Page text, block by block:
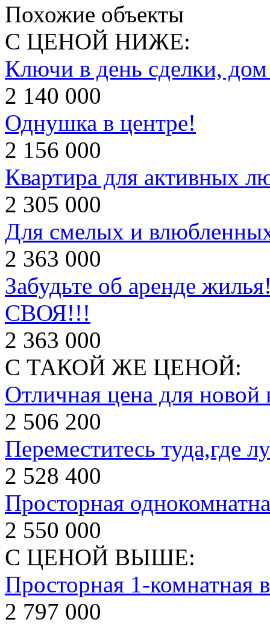
Похожие объекты
С ЦЕНОЙ НИЖЕ:
Ключи в день сделки,
2 140 000
Однушка в центре!
2 156 000
Квартира для активных
2 305 000
Для смелых и
2 363 000
Забудьте об аренде
СВОЯ!!!
2 363 000
С ТАКОЙ ЖЕ ЦЕНОЙ:
Отличная цена для новой
2 506 200
Переместитесь туда,где
2 528 400
Просторная
2 550 000
С ЦЕНОЙ ВЫШЕ:
Просторная 1-комнатная
2 797 000